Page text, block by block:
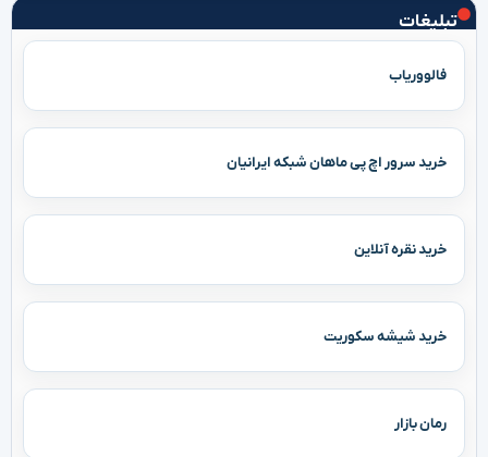
تبلیغات
فالووریاب
خرید سرور اچ پی ماهان شبکه ایرانیان
خرید نقره آنلاین
خرید شیشه سکوریت
رمان بازار